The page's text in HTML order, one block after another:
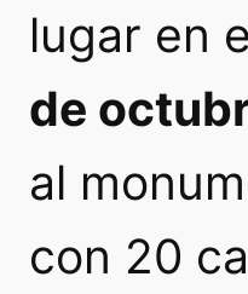
lugar en
de
al
con 20